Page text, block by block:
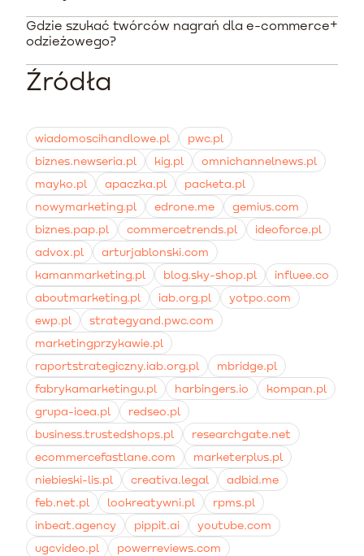
kampaniach płatnych wymaga zawarcia umowy o
przeniesienie praw autorskich i zgody na wykorzystanie
Najlepiej sprawdzają się bardzo krótkie i dynamiczne
pierwsze 3 sekundy filmu, które muszą przyciągnąć
uwagę odbiorcy przeglądającego aplikację.
Gdzie szukać twórców nagrań dla e-commerce
odzieżowego?
Najbezpieczniejszą metodą jest korzystanie ze
twórców oraz rozwiązują kwestie licencji i praw
autorskich w jednym panelu.
Źródła
wiadomoscihandlowe.pl
pwc.pl
biznes.newseria.pl
kig.pl
omnichannelnews.pl
mayko.pl
apaczka.pl
packeta.pl
nowymarketing.pl
edrone.me
gemius.com
biznes.pap.pl
commercetrends.pl
ideoforce.pl
advox.pl
arturjablonski.com
kamanmarketing.pl
blog.sky-shop.pl
influee.co
aboutmarketing.pl
iab.org.pl
yotpo.com
ewp.pl
strategyand.pwc.com
marketingprzykawie.pl
raportstrategiczny.iab.org.pl
mbridge.pl
fabrykamarketingu.pl
harbingers.io
kompan.pl
grupa-icea.pl
redseo.pl
business.trustedshops.pl
researchgate.net
ecommercefastlane.com
marketerplus.pl
niebieski-lis.pl
creativa.legal
adbid.me
feb.net.pl
lookreatywni.pl
rpms.pl
inbeat.agency
pippit.ai
youtube.com
ugcvideo.pl
powerreviews.com